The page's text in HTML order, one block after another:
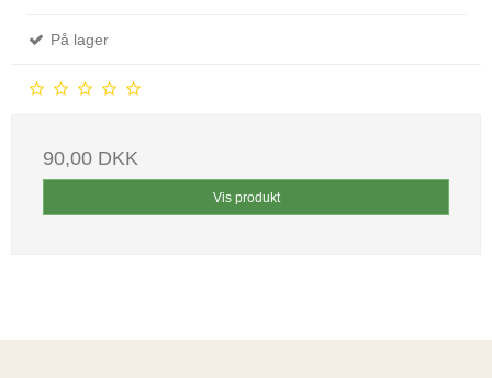
På lager
90,00 DKK
Vis produkt